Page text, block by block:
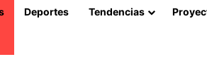
Deportes Tendencias